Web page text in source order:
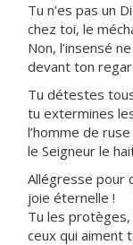
Tu n’es pas un
chez toi, le
Non, l’insensé
devant ton
Tu détestes
tu extermines
l’homme de
le Seigneur le
Allégresse pour
joie éternelle !
Tu les
ceux qui aiment